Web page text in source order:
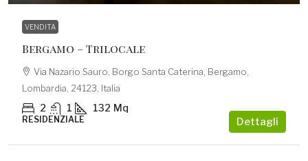
VENDITA
Bergamo – Trilocale
Via Nazario Sauro, Borgo Santa Caterina, Bergamo,
Lombardia, 24123, Italia
2 1 132 Mq
RESIDENZIALE Dettagli